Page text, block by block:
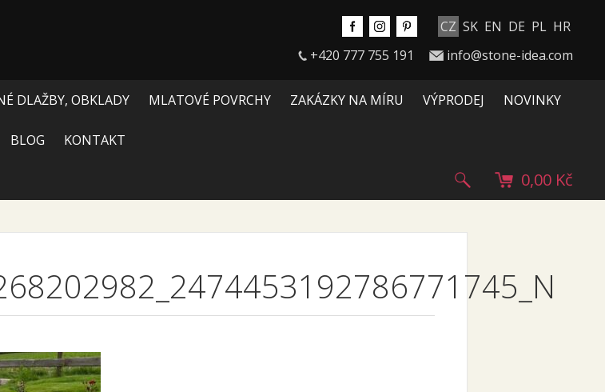
CZ SK EN DE PL HR
+420 777 755 191
info@stone-idea.com
DLAŽBY, OBKLADY MLATOVÉ POVRCHY ZAKÁZKY NA MÍRU VÝPRODEJ NOVINKY
BLOG KONTAKT
0,00 Kč